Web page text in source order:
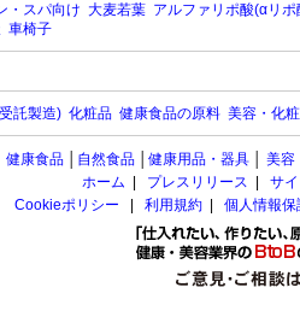
・スパ向け 大麦若葉 アルファリポ酸(αリポ
車椅子
託製造) 化粧品 健康食品の原料 美容・化
健康食品 自然食品 健康用品・器具 美容
ホーム
プレスリリース
サ
Cookieポリシー
利用規約 個人情報